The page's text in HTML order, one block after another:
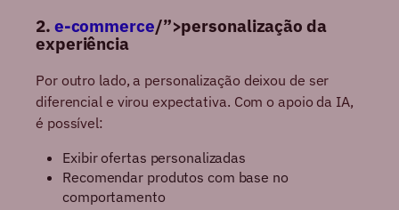
2. e-commerce/”>personalização da
experiência
Por outro lado, a personalização deixou de ser
diferencial e virou expectativa. Com o apoio da IA,
é possível:
Exibir ofertas personalizadas
Recomendar produtos com base no
comportamento